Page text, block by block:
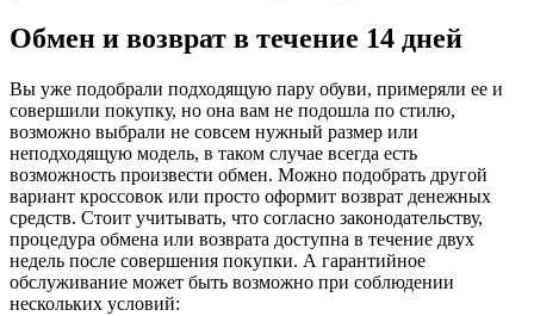
Обмен и возврат в течение 14 дней
Вы уже подобрали подходящую пару обуви, примеряли ее и
совершили покупку, но она вам не подошла по стилю,
возможно выбрали не совсем нужный размер или
неподходящую модель, в таком случае всегда есть
возможность произвести обмен. Можно подобрать другой
вариант кроссовок или просто оформит возврат денежных
средств. Стоит учитывать, что согласно законодательству,
процедура обмена или возврата доступна в течение двух
недель после совершения покупки. А гарантийное
обслуживание может быть возможно при соблюдении
нескольких условий: